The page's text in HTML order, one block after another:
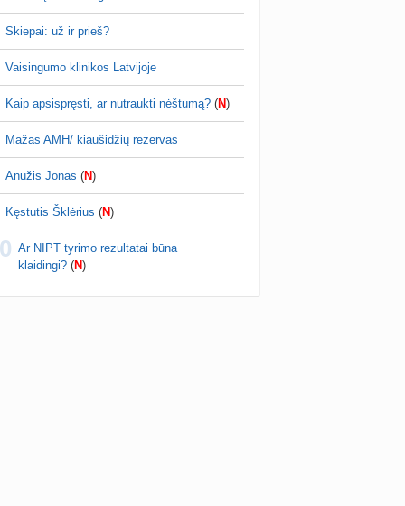
🫂
Skiepai: už ir prieš?
Vaisingumo klinikos Latvijoje
Kaip apsispręsti, ar nutraukti nėštumą? (N)
Mažas AMH/ kiaušidžių rezervas
Anužis Jonas (N)
Kęstutis Šklėrius (N)
Ar NIPT tyrimo rezultatai būna
klaidingi? (N)